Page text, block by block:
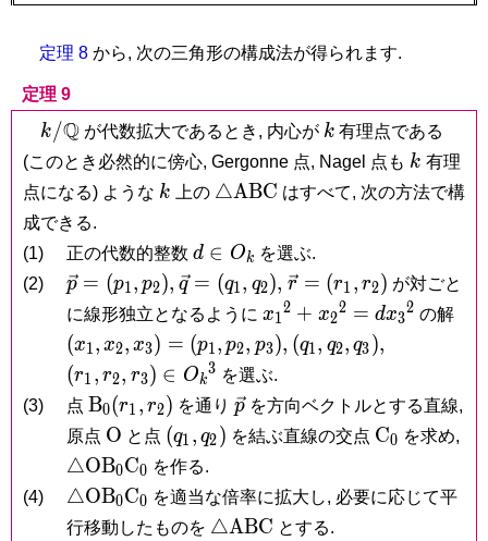
定理 8 から, 次の三角形の構成法が得られます.
定理 9
k/\mathbb
Q
k/Qが代数拡大であるとき, 内心が k
k 有理点である
(このとき必然的に傍心, Gergonne 点, Nagel 点も k
k 有理
点になる) ような k
k 上の \triangle\mathrm{ABC}
△ABC はすべて, 次の方法で構
成できる.
(1)
正の代数的整数 d
\in
O_k
d ∈ Ok を選ぶ.
(2)
\vec p =
(p_1,p_2),
p = (p1, p2), \vec q =
(q_1,q_2),
q = (q1, q2), \vec r =
(r_1,r_2)
r = (r1 , r2) が対ごと
に線形独立となるように x_1{}^2+x_2{}^2
= dx_3{}^2
x1
2 + x2
2 = dx3
2 の解
(x1, x2, x3) = (p1, p2, p3), (q_1,q_2,q_3),
(q1, q2, q3),
O_k{}^3
(r1 , r2, r3) ∈ Ok
3 を選ぶ.
(3)
点 \mathrm
B_0(r_1,r_2)
B0(r1 , r2) を通り\vec
p
pを方向ベクトルとする直線,
原点 \mathrm
O
O と点 (q_1,q_2)
(q1 , q2) を結ぶ直線の交点 \mathrm
C0 を求め,
△OB0C0 を作る.
(4)
\triangle\mathrm{OB}_0\mathrm
C_0
△OB0C0 を適当な倍率に拡大し, 必要に応じて平
行移動したものを \triangle\mathrm{ABC}
△ABC とする.